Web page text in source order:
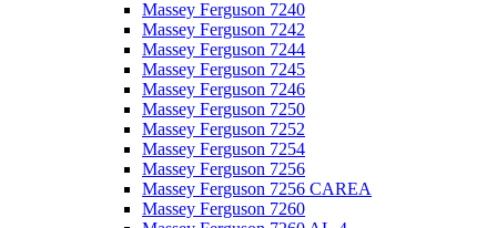
Massey Ferguson 7240
Massey Ferguson 7242
Massey Ferguson 7244
Massey Ferguson 7245
Massey Ferguson 7246
Massey Ferguson 7250
Massey Ferguson 7252
Massey Ferguson 7254
Massey Ferguson 7256
Massey Ferguson 7256 CAREA
Massey Ferguson 7260